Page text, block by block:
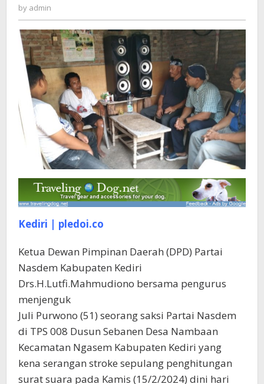
Serangan
Stroke
by admin
Kediri | pledoi.co
Ketua Dewan Pimpinan Daerah (DPD) Partai
Nasdem Kabupaten Kediri
Drs.H.Lutfi.Mahmudiono bersama pengurus
menjenguk
Juli Purwono (51) seorang saksi Partai Nasdem
di TPS 008 Dusun Sebanen Desa Nambaan
Kecamatan Ngasem Kabupaten Kediri yang
kena serangan stroke sepulang penghitungan
surat suara pada Kamis (15/2/2024) dini hari